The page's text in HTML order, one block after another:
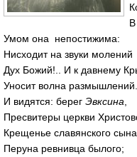
В
Умом она непостижима:
Нисходит на звуки молений
Дух Божий!.. И к давнему
Уносит волна размышлений...
И видятся: берег Эвксина
Пресвитеры церкви
Крещенье славянского
Перуна ревнивца былого;